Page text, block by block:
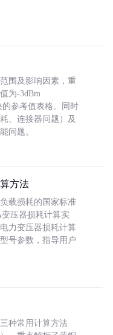
围及影响因素，重
为-3dBm
的参考值表格。同时
、连接器问题）及
问题。
方法
载损耗的国家标准
变压器损耗计算实
力变压器损耗计算
号参数，指导用户
种常用计算方法